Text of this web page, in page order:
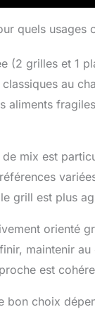
quels usages
(2 grilles et 1
au
aliments
mix est
grill est plus
orienté
maintenir
est
bon choix